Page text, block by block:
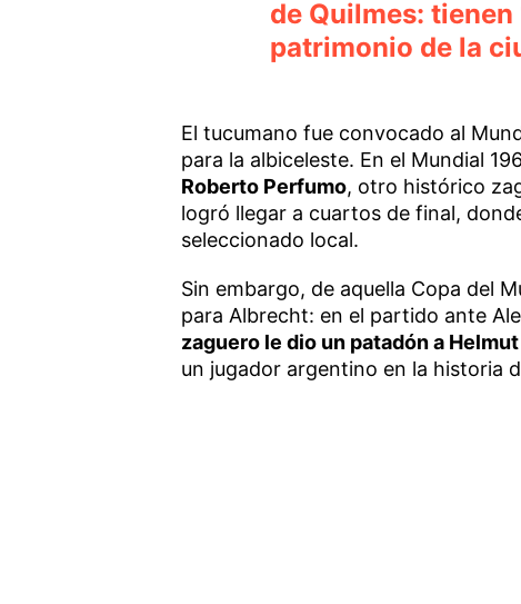
de Quilmes: tienen
patrimonio de la
El tucumano fue convocado al
para la albiceleste. En el Mundial
Roberto Perfumo, otro histórico
logró llegar a cuartos de final,
seleccionado local.
Sin embargo, de aquella Copa del
para Albrecht: en el partido ante
zaguero le dio un patadón a
un jugador argentino en la historia